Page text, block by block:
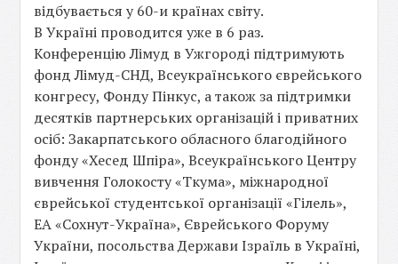
відбувається у 60-и країнах світу.
В Україні проводится уже в 6 раз.
Конференцію Лімуд в Ужгороді підтримують
фонд Лімуд-СНД, Всеукраїнського єврейського
конгресу, Фонду Пінкус, а також за підтримки
десятків партнерських організацій і приватних
осіб: Закарпатського обласного благодійного
фонду «Хесед Шпіра», Всеукраїнського Центру
вивчення Голокосту «Ткума», міжнародної
єврейської студентської організації «Гілель»,
ЕА «Сохнут-Україна», Єврейського Форуму
України, посольства Держави Ізраїль в Україні,